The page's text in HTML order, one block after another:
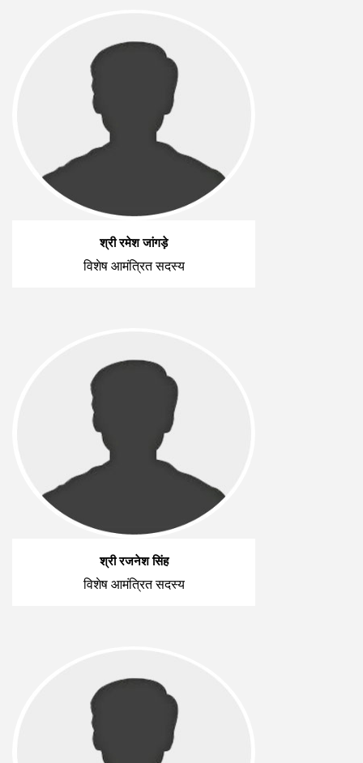
श्री रमेश जांगड़े
विशेष आमंत्रित सदस्य
श्री रजनेश सिंह
विशेष आमंत्रित सदस्य